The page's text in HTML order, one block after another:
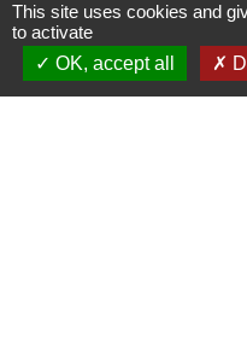
build
This site uses cookies and
to activate
OK, accept all